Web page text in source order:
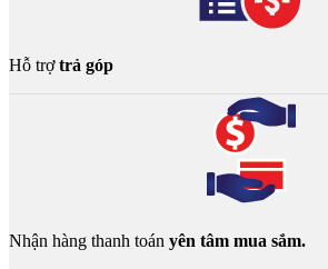
Hỗ trợtrả góp
Nhận hàng thanh toán yên tâm mua sắm.